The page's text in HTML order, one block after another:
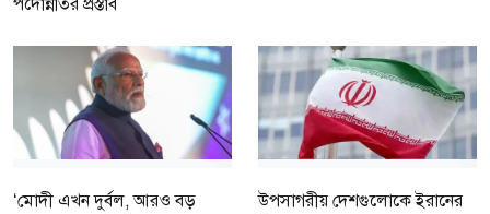
পদোন্নতির প্রস্তাব
‘মোদী এখন দুর্বল, আরও বড়
উপসাগরীয় দেশগুলোকে ইরানের